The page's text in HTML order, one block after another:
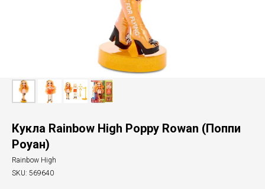
Кукла Rainbow High Poppy Rowan (Поппи
Роуан)
Rainbow High
SKU: 569640